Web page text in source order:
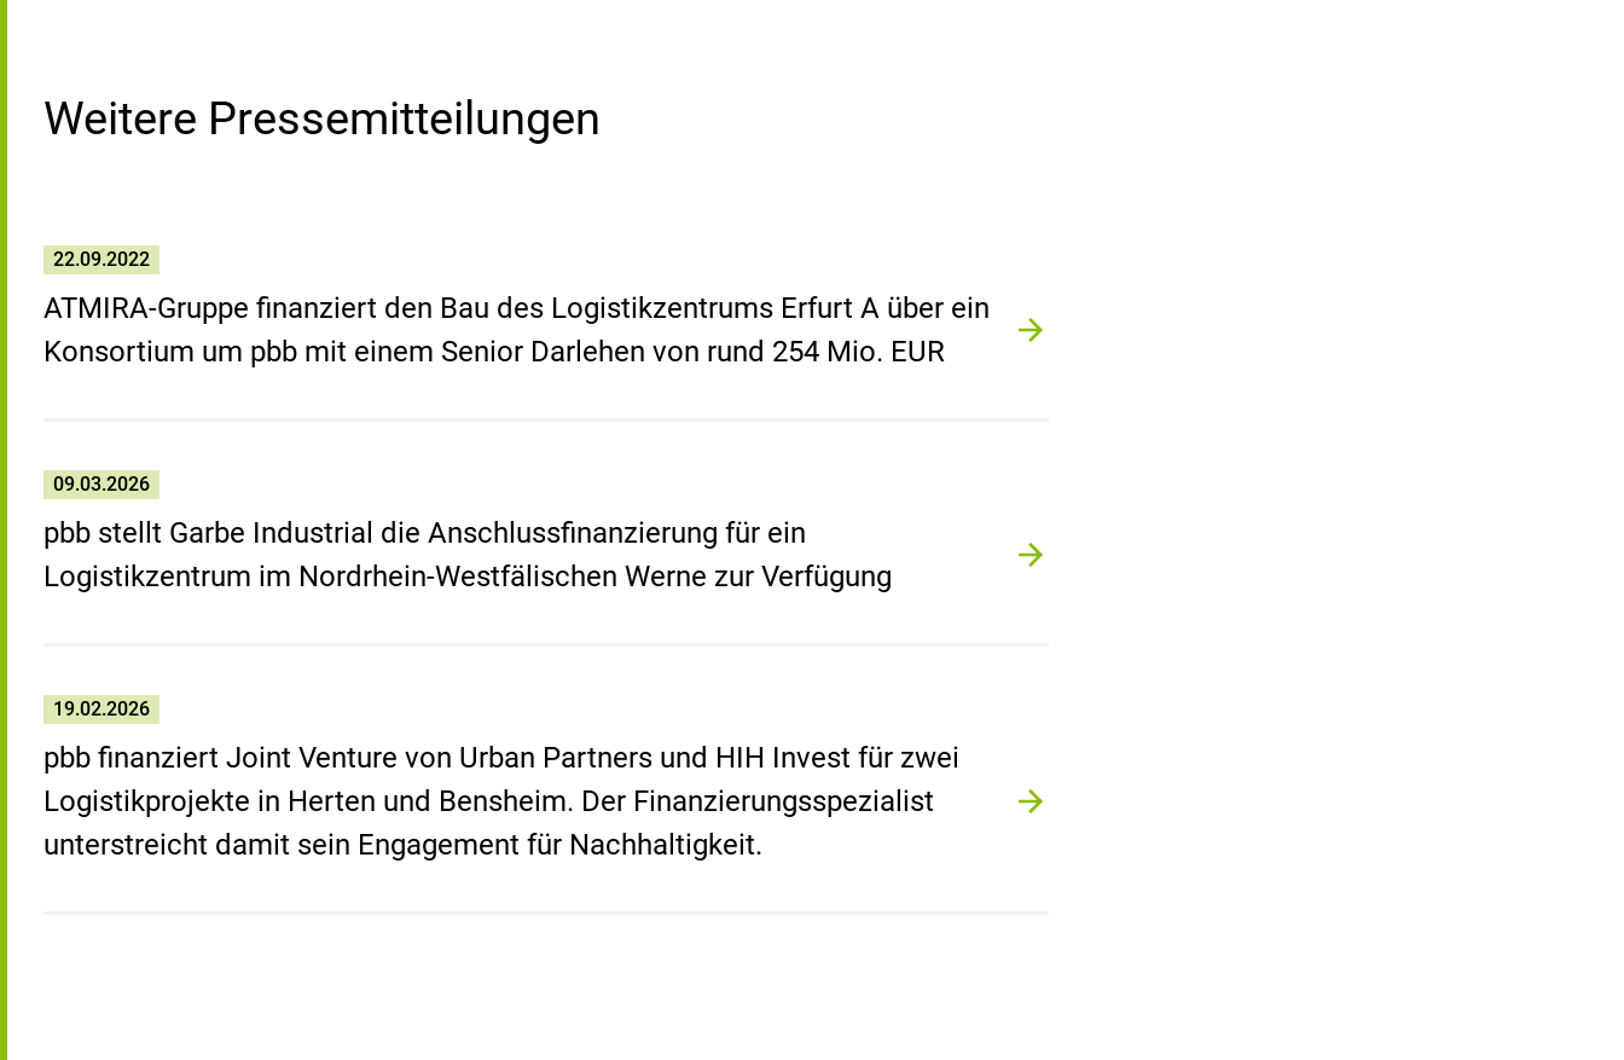
Weitere Pressemitteilungen
22.09.2022
ATMIRA-Gruppe finanziert den Bau des Logistikzentrums Erfurt A über ein
Konsortium um pbb mit einem Senior Darlehen von rund 254 Mio. EUR
09.03.2026
pbb stellt Garbe Industrial die Anschlussfinanzierung für ein
Logistikzentrum im Nordrhein-Westfälischen Werne zur Verfügung
19.02.2026
pbb finanziert Joint Venture von Urban Partners und HIH Invest für zwei
Logistikprojekte in Herten und Bensheim. Der Finanzierungsspezialist
unterstreicht damit sein Engagement für Nachhaltigkeit.